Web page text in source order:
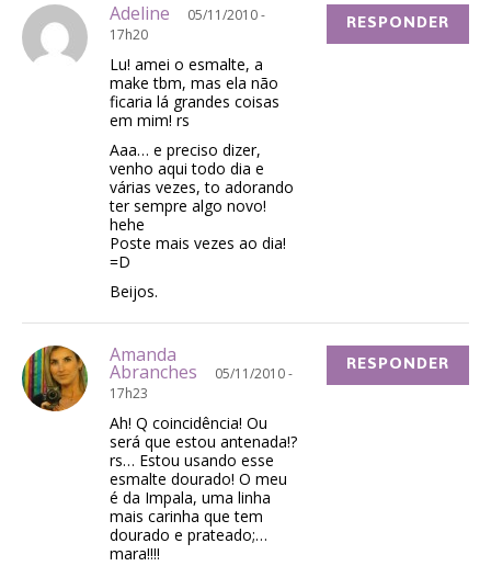
Adeline
05/11/2010 -
17h20
Lu! amei o esmalte, a
make tbm, mas ela não
ficaria lá grandes coisas
em mim! rs
Aaa… e preciso dizer,
venho aqui todo dia e
várias vezes, to adorando
ter sempre algo novo!
hehe
Poste mais vezes ao dia!
=D
Beijos.
RESPONDER
Amanda
Abranches
05/11/2010 -
17h23
Ah! Q coincidência! Ou
será que estou antenada!?
rs… Estou usando esse
esmalte dourado! O meu
é da Impala, uma linha
mais carinha que tem
dourado e prateado;…
mara!!!!
RESPONDER